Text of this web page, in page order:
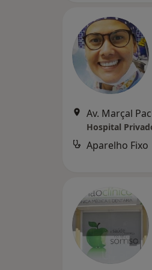
Av. Marçal
Hospital
Aparelho Fixo